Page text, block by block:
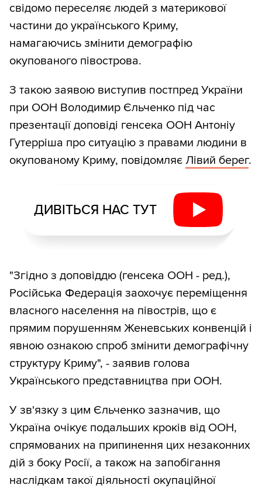
свідомо переселяє людей з материкової
частини до українського Криму,
намагаючись змінити демографію
окупованого півострова.
З такою заявою виступив постпред України
при ООН Володимир Єльченко під час
презентації доповіді генсека ООН Антоніу
Гутерріша про ситуацію з правами людини в
окупованому Криму, повідомляє Лівий берег.
ДИВІТЬСЯ НАС ТУТ
"Згідно з доповіддю (генсека ООН - ред.),
Російська Федерація заохочує переміщення
власного населення на півострів, що є
прямим порушенням Женевських конвенцій і
явною ознакою спроб змінити демографічну
структуру Криму", - заявив голова
Українського представництва при ООН.
У зв'язку з цим Єльченко зазначив, що
Україна очікує подальших кроків від ООН,
спрямованих на припинення цих незаконних
дій з боку Росії, а також на запобігання
наслідкам такої діяльності окупаційної